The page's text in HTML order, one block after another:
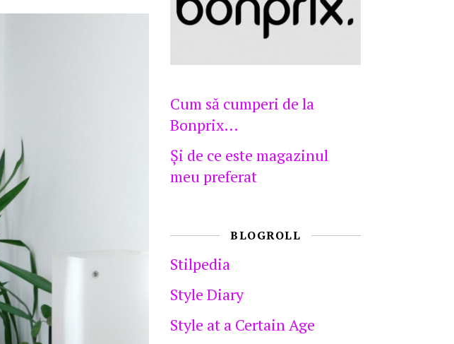
Cum să cumperi de la
Bonprix…
Şi de ce este magazinul
meu preferat
BLOGROLL
Stilpedia
Style Diary
Style at a Certain Age